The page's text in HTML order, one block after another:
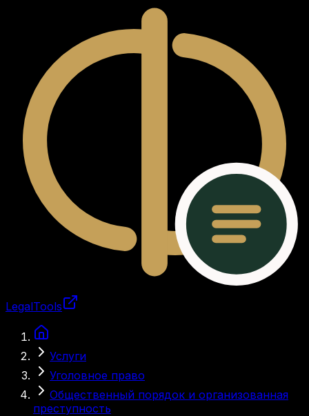
LegalTools
Услуги
Уголовное право
Общественный порядок и организованная
преступность